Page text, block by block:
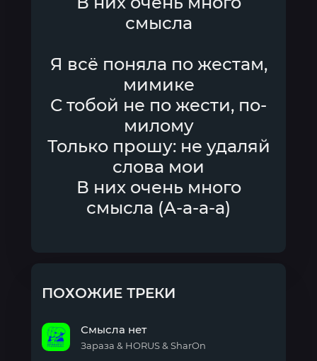
смысла
Я всё поняла по жестам,
мимике
С тобой не по жести, по-
милому
Только прошу: не удаляй
слова мои
В них очень много
смысла (А-а-а-а)
ПОХОЖИЕ ТРЕКИ
Смысла нет
Зараза & HORUS & SharOn